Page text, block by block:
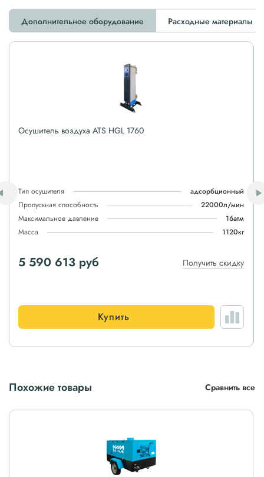
Дополнительное оборудование Расходные материалы
Осушитель воздуха ATS HGL 1760
Тип осушителя
адсорбционный
Пропускная способность
22000л/мин
Максимальное давление
16атм
Масса
1120кг
5 590 613 руб Получить скидку
Купить
Похожие товары Сравнить все